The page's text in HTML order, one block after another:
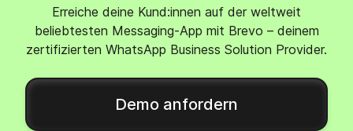
Erreiche deine Kund:innen auf der weltweit
beliebtesten Messaging-App mit Brevo – deinem
zertifizierten WhatsApp Business Solution Provider.
Demo anfordern